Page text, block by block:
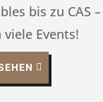
bis zu CAS
Events!